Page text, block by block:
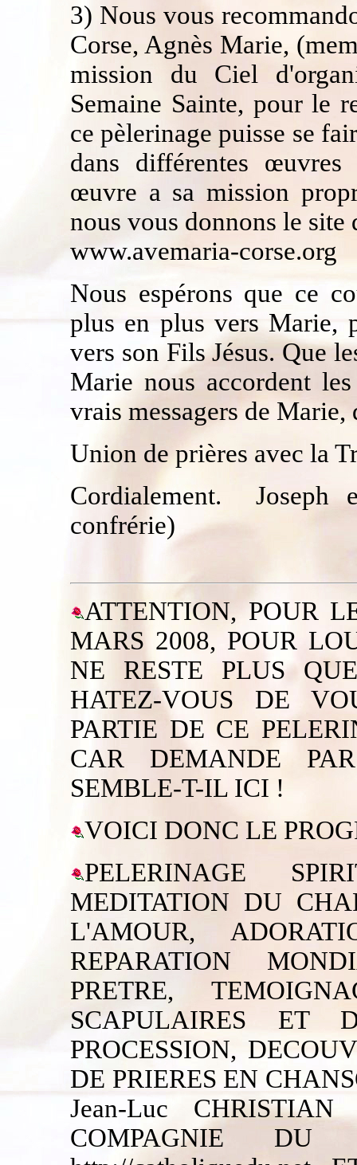
3) Nous vous
Corse, Agnès Marie,
mission du Ciel
Semaine Sainte, pour le
ce pèlerinage puisse se
dans différentes
œuvre a sa mission
nous vous donnons le
www.avemaria-corse.org
Nous espérons que ce
plus en plus vers Marie,
vers son Fils Jésus. Que
Marie nous accordent
vrais messagers de
Union de prières avec la
Cordialement. Joseph
confrérie)
ATTENTION, POUR
MARS 2008, POUR
NE RESTE PLUS
HATEZ-VOUS DE
PARTIE DE CE
CAR DEMANDE
SEMBLE-T-IL ICI !
VOICI DONC LE
PELERINAGE
MEDITATION DU
L'AMOUR,
REPARATION
PRETRE,
SCAPULAIRES ET
PROCESSION,
DE PRIERES EN
Jean-Luc
COMPAGNIE